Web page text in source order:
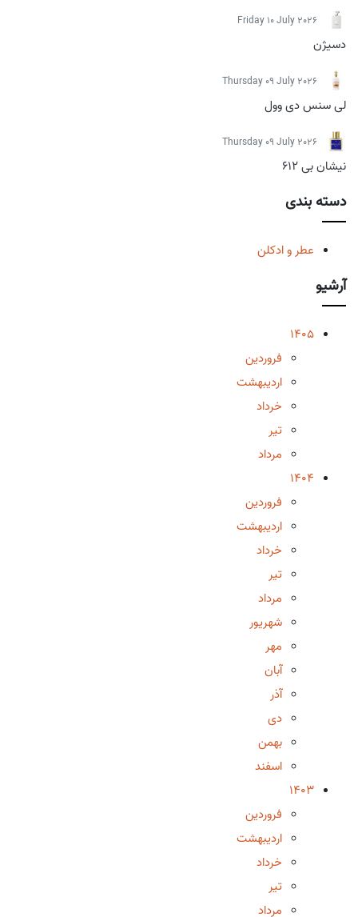
Friday 10 July 2026
دسیژن
Thursday 09 July 2026
لی سنس دی وول
Thursday 09 July 2026
نیشان بی 612
دسته بندی
عطر و ادکلن
آرشیو
1405
فروردین
اردیبهشت
خرداد
تیر
مرداد
1404
فروردین
اردیبهشت
خرداد
تیر
مرداد
شهریور
مهر
آبان
آذر
دی
بهمن
اسفند
1403
فروردین
اردیبهشت
خرداد
تیر
مرداد